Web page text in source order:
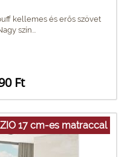
kellemes és erős szövet
szín...
Ft
17 cm-es matraccal